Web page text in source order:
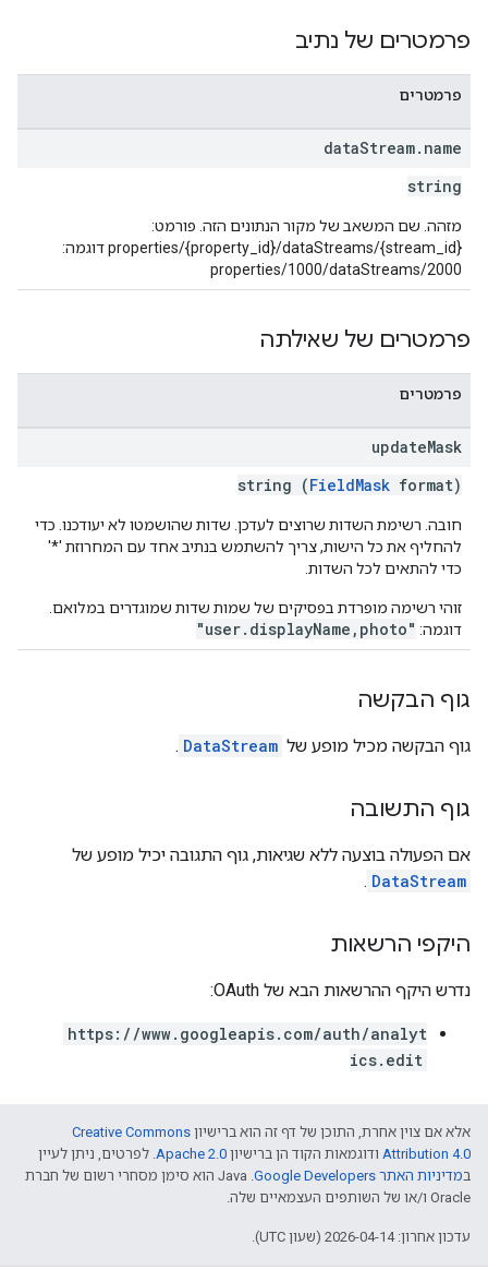
פרמטרים של נתיב
פרמטרים
dataStream. name
string
מזהה. שם המשאב של מקור הנתונים הזה. פורמט:
properties/{property_id}/dataStreams/{stream_id} דוגמה:
properties/1000/dataStreams/2000
פרמטרים של שאילתה
פרמטרים
updateMask
string (FieldMask format)
חובה. רשימת השדות שרוצים לעדכן. שדות שהושמטו לא יעודכנו. כדי
להחליף את כל הישות, צריך להשתמש בנתיב אחד עם המחרוזת '*'
כדי להתאים לכל השדות.
זוהי רשימה מופרדת בפסיקים של שמות שדות שמוגדרים במלואם.
דוגמה: "user.displayName,photo"
גוף הבקשה
גוף הבקשה מכיל מופע של DataStream
.
גוף התשובה
אם הפעולה בוצעה ללא שגיאות, גוף התגובה יכיל מופע של
DataStream
.
היקפי הרשאות
נדרש היקף ההרשאות הבא של OAuth:
https://www.googleapis.com/auth/analyt
ics.edit
אלא אם צוין אחרת, התוכן של דף זה הוא ברישיון Creative Commons
Attribution 4.0 ודוגמאות הקוד הן ברישיון Apache 2.0. לפרטים, ניתן לעיין
במדיניות האתר Google Developers‏
.‏ Java הוא סימן מסחרי רשום של חברת
Oracle ו/או של השותפים העצמאיים שלה.
עדכון אחרון: 2026-04-14 (שעון UTC).